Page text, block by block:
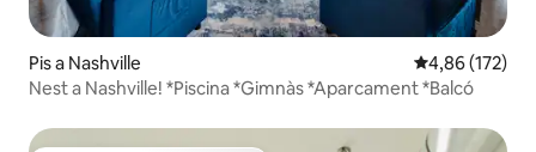
Pis a Nashville 4,86 de
4,86 (172)
Nest a Nashville! *Piscina *Gimnàs *Aparcament *Balcó